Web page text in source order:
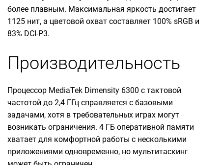
более плавным. Максимальная яркость достигает
1125 нит, а цветовой охват составляет 100% sRGB и
83% DCI-P3.
Производительность
Процессор MediaTek Dimensity 6300 с тактовой
частотой до 2,4 ГГц справляется с базовыми
задачами, хотя в требовательных играх могут
возникать ограничения. 4 ГБ оперативной памяти
хватает для комфортной работы с несколькими
приложениями одновременно, но мультитаскинг